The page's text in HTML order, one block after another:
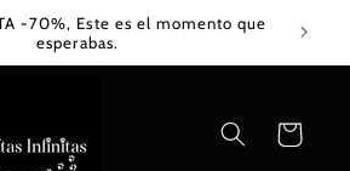
-70%, Este es el momento que
esperabas.
Carrito